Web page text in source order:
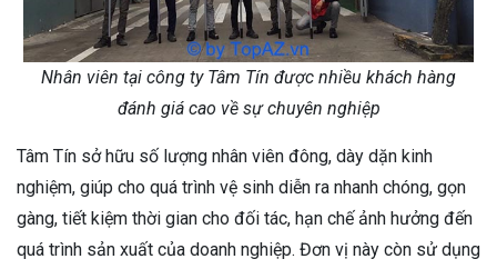
Nhân viên tại công ty Tâm Tín được nhiều khách hàng
đánh giá cao về sự chuyên nghiệp
Tâm Tín sở hữu số lượng nhân viên đông, dày dặn kinh
nghiệm, giúp cho quá trình vệ sinh diễn ra nhanh chóng, gọn
gàng, tiết kiệm thời gian cho đối tác, hạn chế ảnh hưởng đến
quá trình sản xuất của doanh nghiệp. Đơn vị này còn sử dụng